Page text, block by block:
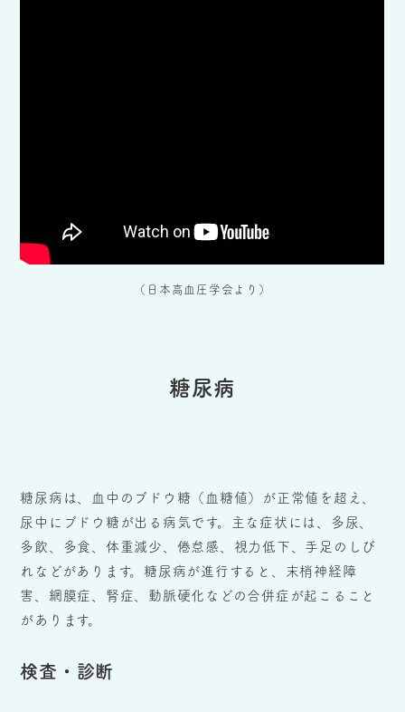
（日本高血圧学会より）
糖尿病
糖尿病は、血中のブドウ糖（血糖値）が正常値を超え、
尿中にブドウ糖が出る病気です。主な症状には、多尿、
多飲、多食、体重減少、倦怠感、視力低下、手足のしび
れなどがあります。糖尿病が進行すると、末梢神経障
害、網膜症、腎症、動脈硬化などの合併症が起こること
があります。
検査・診断